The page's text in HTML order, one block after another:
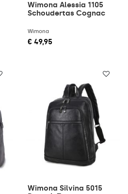
Wimona Alessia 1105
Schoudertas Cognac
Wimona
€ 49,95
Wimona Silvina 5015